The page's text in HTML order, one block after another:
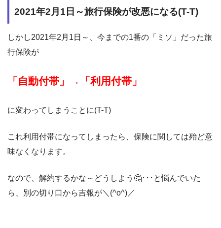
2021年2月1日～旅行保険が改悪になる(T-T)
しかし2021年2月1日～、今までの1番の「ミソ」だった旅
行保険が
「自動付帯」→「利用付帯」
に変わってしまうことに(T-T)
これ利用付帯になってしまったら、保険に関しては殆ど意
味なくなります。
なので、解約するかな～どうしよう🤔･･･と悩んでいた
ら、別の切り口から吉報が＼(^o^)／